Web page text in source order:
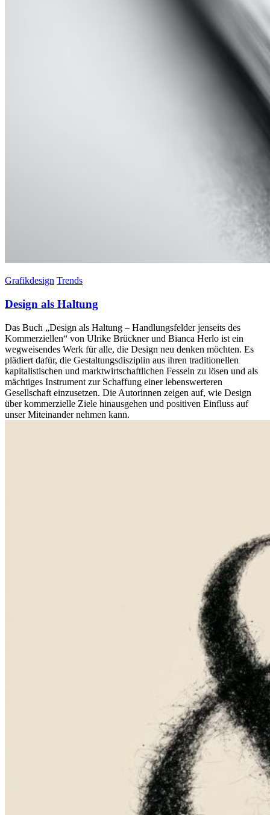
Grafikdesign Trends
Design als Haltung
Das Buch „Design als Haltung – Handlungsfelder jenseits des
Kommerziellen“ von Ulrike Brückner und Bianca Herlo ist ein
wegweisendes Werk für alle, die Design neu denken möchten. Es
plädiert dafür, die Gestaltungsdisziplin aus ihren traditionellen
kapitalistischen und marktwirtschaftlichen Fesseln zu lösen und als
mächtiges Instrument zur Schaffung einer lebenswerteren
Gesellschaft einzusetzen. Die Autorinnen zeigen auf, wie Design
über kommerzielle Ziele hinausgehen und positiven Einfluss auf
unser Miteinander nehmen kann.